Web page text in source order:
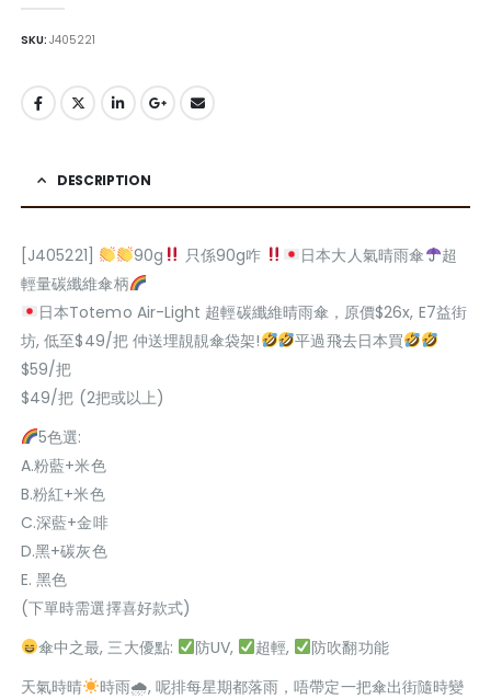
SKU:J405221
DESCRIPTION
[J405221] 90g 只係90g咋 日本大人氣晴雨傘
超
輕量碳纖維傘柄
日本Totemo Air-Light 超輕碳纖維晴雨傘，原價$26x, E7益街
坊, 低至$49/把 仲送埋靚靚傘袋架!
平過飛去日本買
$59/把
$49/把 (2把或以上)
5色選:
A.粉藍+米色
B.粉紅+米色
C.深藍+金啡
D.黑+碳灰色
E. 黑色
(下單時需選擇喜好款式)
傘中之最, 三大優點:
防UV, 超輕,
防吹翻功能
天氣時晴
時雨🌧, 呢排每星期都落雨，唔帶定一把傘出街隨時變